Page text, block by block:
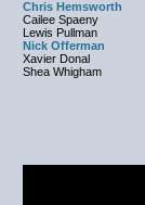
Chris Hemsworth
Cailee Spaeny
Lewis Pullman
Nick Offerman
Xavier Donal
Shea Whigham